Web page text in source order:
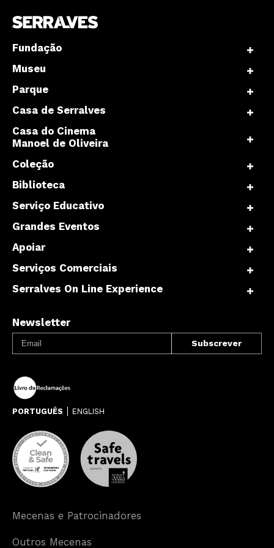
Fundação
Museu
Parque
Casa de Serralves
Casa do Cinema
Manoel de Oliveira
Coleção
Biblioteca
Serviço Educativo
Grandes Eventos
Apoiar
Serviços Comerciais
Serralves On Line Experience
Newsletter
PORTUGUÊS ENGLISH
Mecenas e Patrocinadores
Outros Mecenas